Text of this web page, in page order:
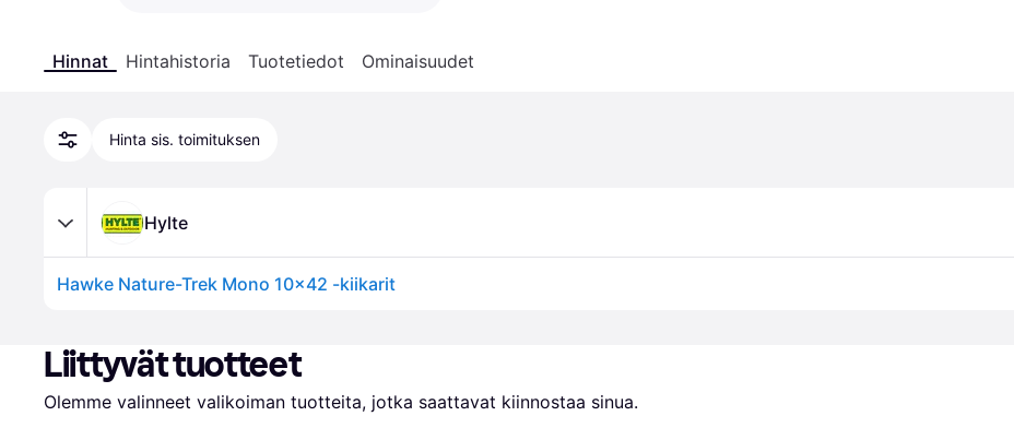
Hinnat Hintahistoria Tuotetiedot Ominaisuudet
Hinta sis. toimituksen
Hylte
Hawke Nature-Trek Mono 10x42 -kiikarit
Liittyvät tuotteet
Olemme valinneet valikoiman tuotteita, jotka saattavat kiinnostaa sinua.